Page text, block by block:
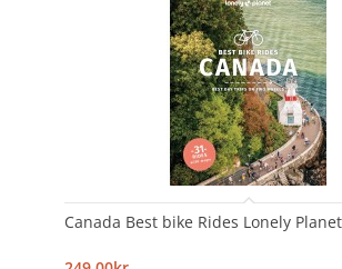
Canada Best bike Rides Lonely Planet